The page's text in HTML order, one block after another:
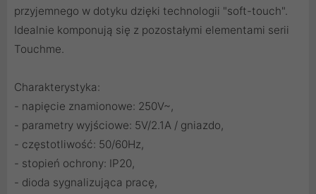
przyjemnego w dotyku dzięki technologii "soft-touch".
Idealnie komponują się z pozostałymi elementami serii
Touchme.
Charakterystyka:
- napięcie znamionowe: 250V~,
- parametry wyjściowe: 5V/2.1A / gniazdo,
- częstotliwość: 50/60Hz,
- stopień ochrony: IP20,
- dioda sygnalizująca pracę,